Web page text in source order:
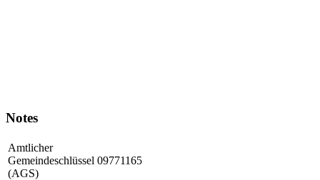
Notes
Amtlicher
Gemeindeschlüssel
(AGS)
09771165